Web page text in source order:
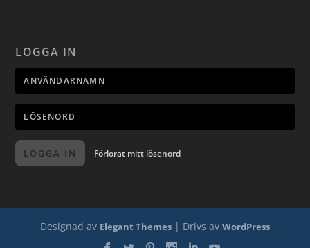
LOGGA IN
LOGGA IN Förlorat mitt lösenord
Designad av Elegant Themes | Drivs av WordPress